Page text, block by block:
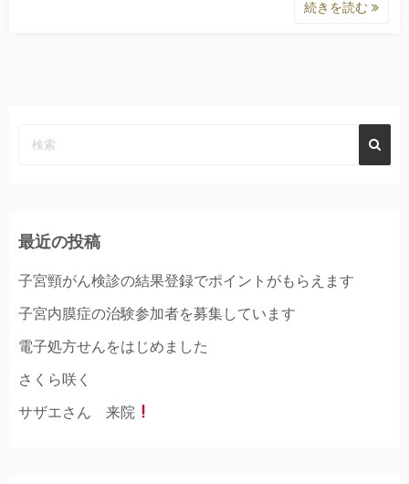
続きを読む
最近の投稿
子宮頸がん検診の結果登録でポイントがもらえます
子宮内膜症の治験参加者を募集しています
電子処方せんをはじめました
さくら咲く
サザエさん 来院